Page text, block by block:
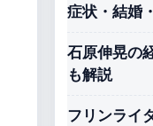
症状・結婚
石原伸晃の
も解説
フリンライ